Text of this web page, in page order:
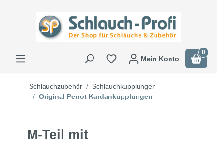
Mein Konto
0
Schlauchzubehör
Schlauchkupplungen
Original Perrot Kardankupplungen
M-Teil mit